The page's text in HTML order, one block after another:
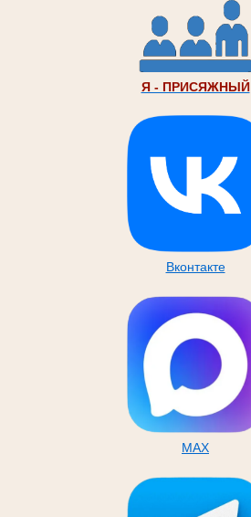
Я - ПРИСЯЖНЫЙ
Вконтакте
MAX